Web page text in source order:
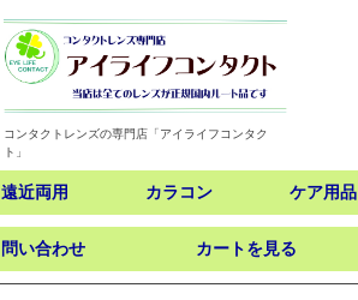
コンタクトレンズの専門店「アイライフコンタク
ト」
遠近両用 カラコン ケア用品
問い合わせ カートを見る